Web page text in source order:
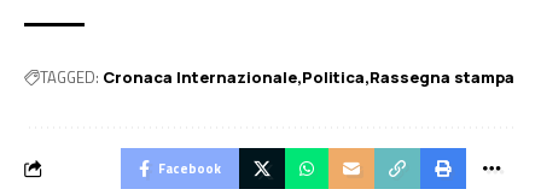
TAGGED: Cronaca Internazionale Politica Rassegna stampa
Facebook